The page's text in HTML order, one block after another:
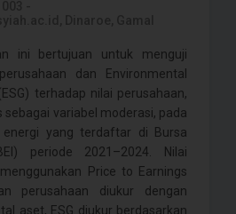
ini bertujuan untuk menguji
dan Environmental
terhadap nilai perusahaan,
variabel moderasi, pada
energi yang terdaftar di Bursa
periode 2021–2024. Nilai
Price to Earnings
perusahaan diukur dengan
aset, ESG diukur berdasarkan